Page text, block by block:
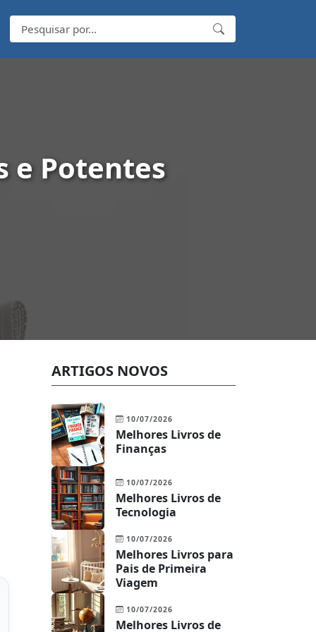
e Potentes
ARTIGOS NOVOS
10/07/2026
Melhores Livros de
Finanças
10/07/2026
Melhores Livros de
Tecnologia
10/07/2026
Melhores Livros para
Pais de Primeira
Viagem
10/07/2026
Melhores Livros de